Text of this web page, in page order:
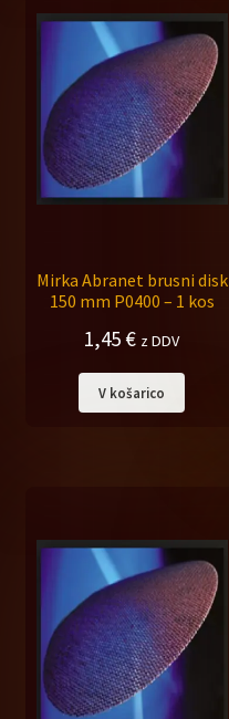
Mirka Abranet brusni disk
150 mm P0400 – 1 kos
1,45 € z DDV
V košarico